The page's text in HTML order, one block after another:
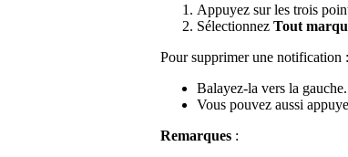
Appuyez sur les trois
Sélectionnez Tout
Pour supprimer une notification :
Balayez-la vers la gauche.
Vous pouvez aussi
Remarques :